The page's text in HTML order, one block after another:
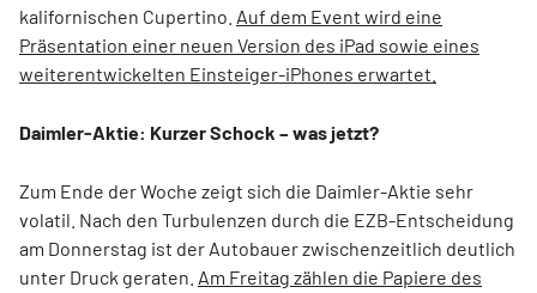
kalifornischen Cupertino. Auf dem Event wird eine
Präsentation einer neuen Version des iPad sowie eines
weiterentwickelten Einsteiger-iPhones erwartet.
Daimler-Aktie: Kurzer Schock – was jetzt?
Zum Ende der Woche zeigt sich die Daimler-Aktie sehr
volatil. Nach den Turbulenzen durch die EZB-Entscheidung
am Donnerstag ist der Autobauer zwischenzeitlich deutlich
unter Druck geraten. Am Freitag zählen die Papiere des